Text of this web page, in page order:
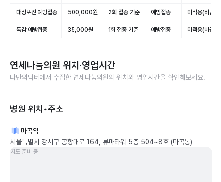
대상포진 예방접종 500,000원 2회 접종 기준 예방접종 미적용(비급여)
독감 예방접종 35,000원 1회 접종 기준 예방접종 미적용(비급여)
연세나눔의원 위치·영업시간
나만의닥터에서 수집한 연세나눔의원의 위치와 영업시간을 확인해보세요.
병원 위치•주소
마곡역
서울특별시 강서구 공항대로 164, 류마타워 5층 504~8호 (마곡동)
지도 준비 중